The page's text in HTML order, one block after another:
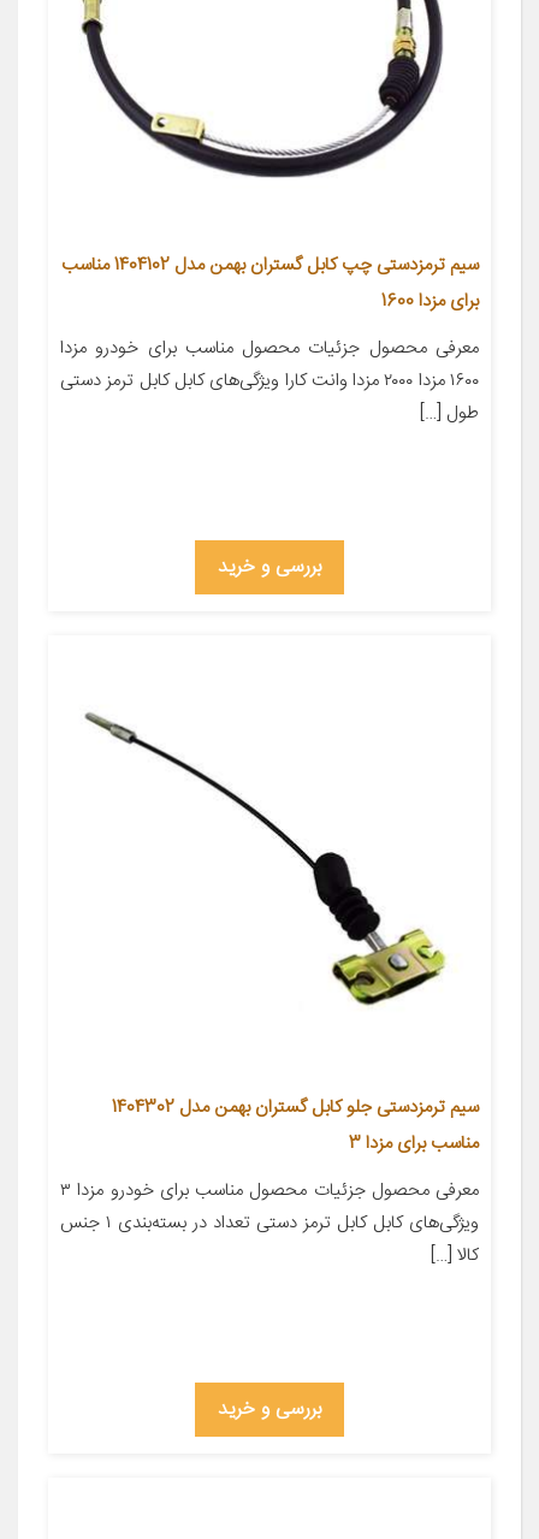
سیم ترمزدستی چپ کابل گستران بهمن مدل 1404102 مناسب
برای مزدا 1600
معرفی محصول جزئیات محصول مناسب برای خودرو مزدا
۱۶۰۰ مزدا ۲۰۰۰ مزدا وانت کارا ویژگی‌های کابل کابل ترمز دستی
طول […]
بررسی و خرید
سیم ترمزدستی جلو کابل گستران بهمن مدل 1404302
مناسب برای مزدا 3
معرفی محصول جزئیات محصول مناسب برای خودرو مزدا ۳
ویژگی‌های کابل کابل ترمز دستی تعداد در بسته‌بندی ۱ جنس
کالا […]
بررسی و خرید